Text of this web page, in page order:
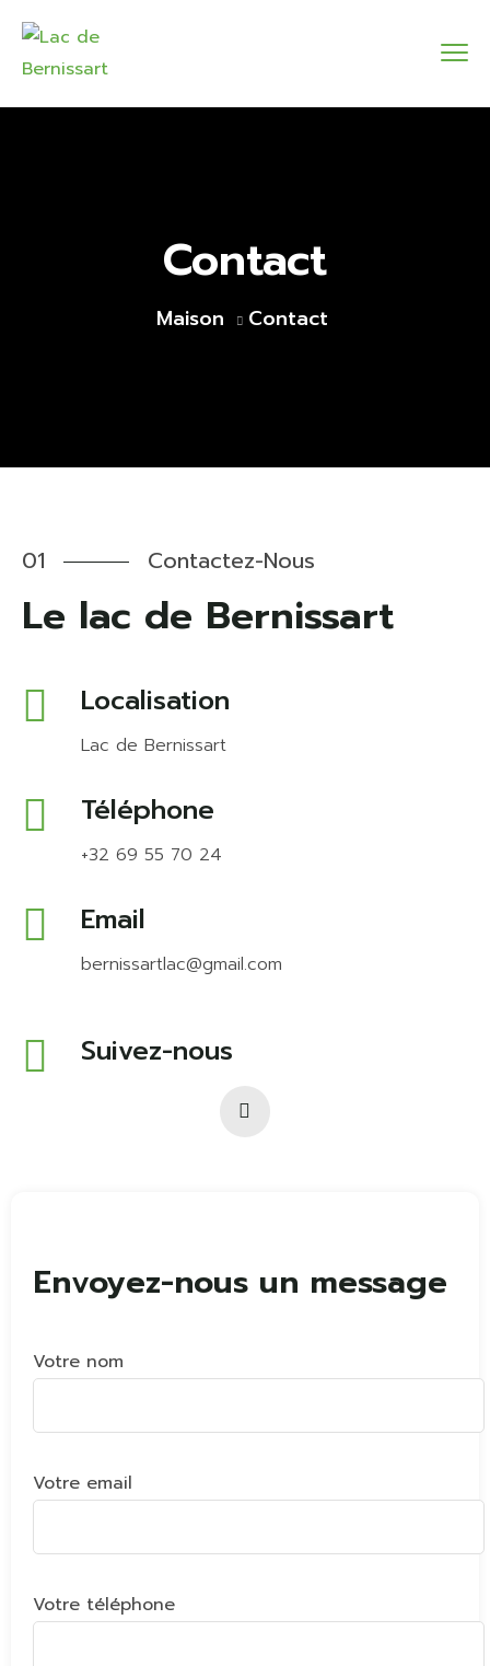
Contact
Maison Contact
01 Contactez-Nous
Le lac de Bernissart
Localisation
Lac de Bernissart
Téléphone
+32 69 55 70 24
Email
bernissartlac@gmail.com
Suivez-nous
Votre nom
Votre email
Votre téléphone